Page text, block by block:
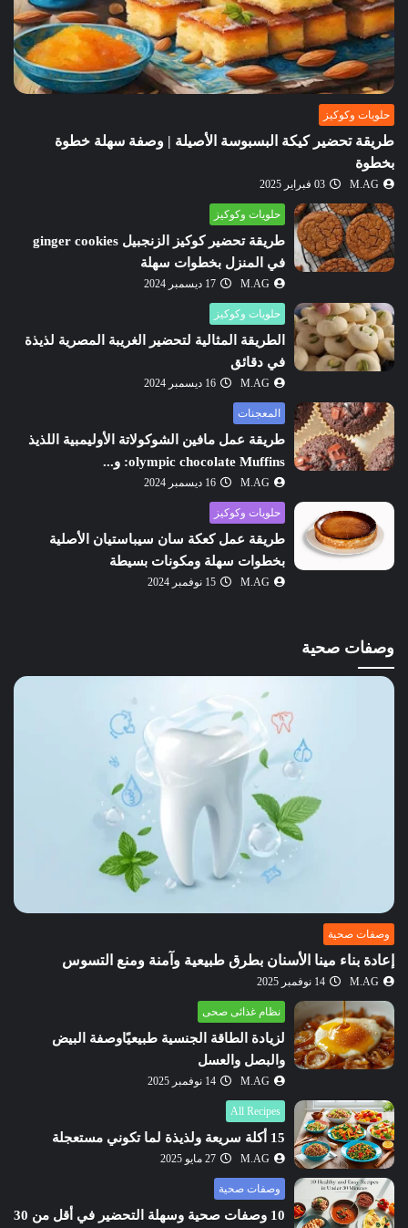
حلويات وكوكيز
طريقة تحضير كيكة البسبوسة الأصيلة | وصفة سهلة خطوة
بخطوة
M.AG 03 فبراير 2025
حلويات وكوكيز
طريقة تحضير كوكيز الزنجبيل ginger cookies
في المنزل بخطوات سهلة
M.AG 17 ديسمبر 2024
حلويات وكوكيز
الطريقة المثالية لتحضير الغريبة المصرية لذيذة
في دقائق
M.AG 16 ديسمبر 2024
المعجنات
طريقة عمل مافين الشوكولاتة الأوليمبية اللذيذ
olympic chocolate Muffins: و...
M.AG 16 ديسمبر 2024
حلويات وكوكيز
طريقة عمل كعكة سان سيباستيان الأصلية
بخطوات سهلة ومكونات بسيطة
M.AG 15 نوفمبر 2024
وصفات صحية
وصفات صحية
إعادة بناء مينا الأسنان بطرق طبيعية وآمنة ومنع التسوس
M.AG 14 نوفمبر 2025
نظام غذائى صحى
لزيادة الطاقة الجنسية طبيعيًاوصفة البيض
والبصل والعسل
M.AG 14 نوفمبر 2025
All Recipes
15 أكلة سريعة ولذيذة لما تكوني مستعجلة
M.AG 27 مايو 2025
وصفات صحية
10 وصفات صحية وسهلة التحضير في أقل من 30